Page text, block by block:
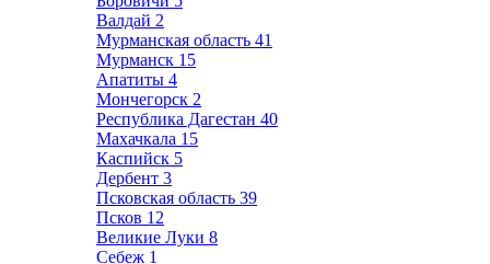
Валдай 2
Мурманская область 41
Мурманск 15
Апатиты 4
Мончегорск 2
Республика Дагестан 40
Махачкала 15
Каспийск 5
Дербент 3
Псковская область 39
Псков 12
Великие Луки 8
Себеж 1